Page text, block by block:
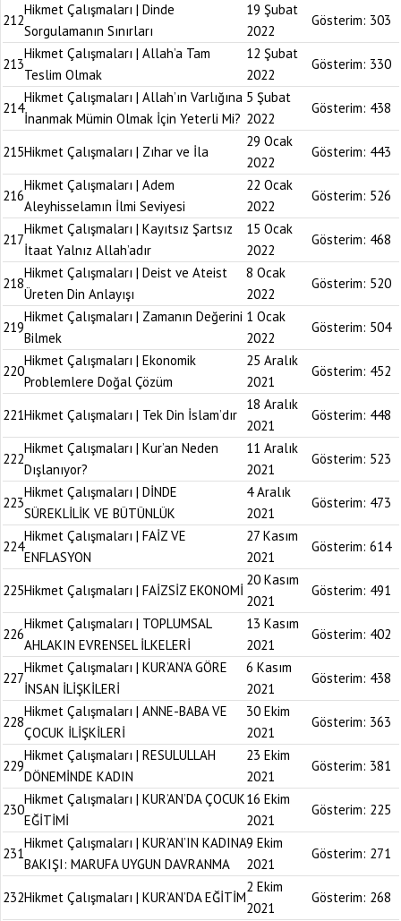
212
Hikmet Çalışmaları | Dinde
Sorgulamanın Sınırları
19 Şubat
2022
Gösterim: 303
213
Hikmet Çalışmaları | Allah’a Tam
Teslim Olmak
12 Şubat
2022
Gösterim: 330
214
Hikmet Çalışmaları | Allah’ın Varlığına
İnanmak Mümin Olmak İçin Yeterli Mi?
5 Şubat
2022
Gösterim: 438
215Hikmet Çalışmaları | Zıhar ve İla
29 Ocak
2022
Gösterim: 443
216
Hikmet Çalışmaları | Adem
Aleyhisselamın İlmi Seviyesi
22 Ocak
2022
Gösterim: 526
217
Hikmet Çalışmaları | Kayıtsız Şartsız
İtaat Yalnız Allah’adır
15 Ocak
2022
Gösterim: 468
218
Hikmet Çalışmaları | Deist ve Ateist
Üreten Din Anlayışı
8 Ocak
2022
Gösterim: 520
219
Hikmet Çalışmaları | Zamanın Değerini
Bilmek
1 Ocak
2022
Gösterim: 504
220
Hikmet Çalışmaları | Ekonomik
Problemlere Doğal Çözüm
25 Aralık
2021
Gösterim: 452
221Hikmet Çalışmaları | Tek Din İslam’dır
18 Aralık
2021
Gösterim: 448
222
Hikmet Çalışmaları | Kur’an Neden
Dışlanıyor?
11 Aralık
2021
Gösterim: 523
223
Hikmet Çalışmaları | DİNDE
SÜREKLİLİK VE BÜTÜNLÜK
4 Aralık
2021
Gösterim: 473
224
Hikmet Çalışmaları | FAİZ VE
ENFLASYON
27 Kasım
2021
Gösterim: 614
225Hikmet Çalışmaları | FAİZSİZ EKONOMİ
20 Kasım
2021
Gösterim: 491
226
Hikmet Çalışmaları | TOPLUMSAL
AHLAKIN EVRENSEL İLKELERİ
13 Kasım
2021
Gösterim: 402
227
Hikmet Çalışmaları | KUR’AN’A GÖRE
İNSAN İLİŞKİLERİ
6 Kasım
2021
Gösterim: 438
228
Hikmet Çalışmaları | ANNE-BABA VE
ÇOCUK İLİŞKİLERİ
30 Ekim
2021
Gösterim: 363
229
Hikmet Çalışmaları | RESULULLAH
DÖNEMİNDE KADIN
23 Ekim
2021
Gösterim: 381
230
Hikmet Çalışmaları | KUR’AN’DA ÇOCUK
EĞİTİMİ
16 Ekim
2021
Gösterim: 225
231
Hikmet Çalışmaları | KUR’AN’IN KADINA
BAKIŞI: MARUFA UYGUN DAVRANMA
9 Ekim
2021
Gösterim: 271
232Hikmet Çalışmaları | KUR’AN’DA EĞİTİM
2 Ekim
2021
Gösterim: 268